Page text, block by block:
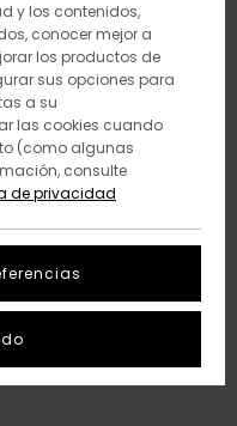
y los contenidos,
conocer mejor a
los productos de
sus opciones para
a su
las cookies cuando
(como algunas
consulte
de privacidad